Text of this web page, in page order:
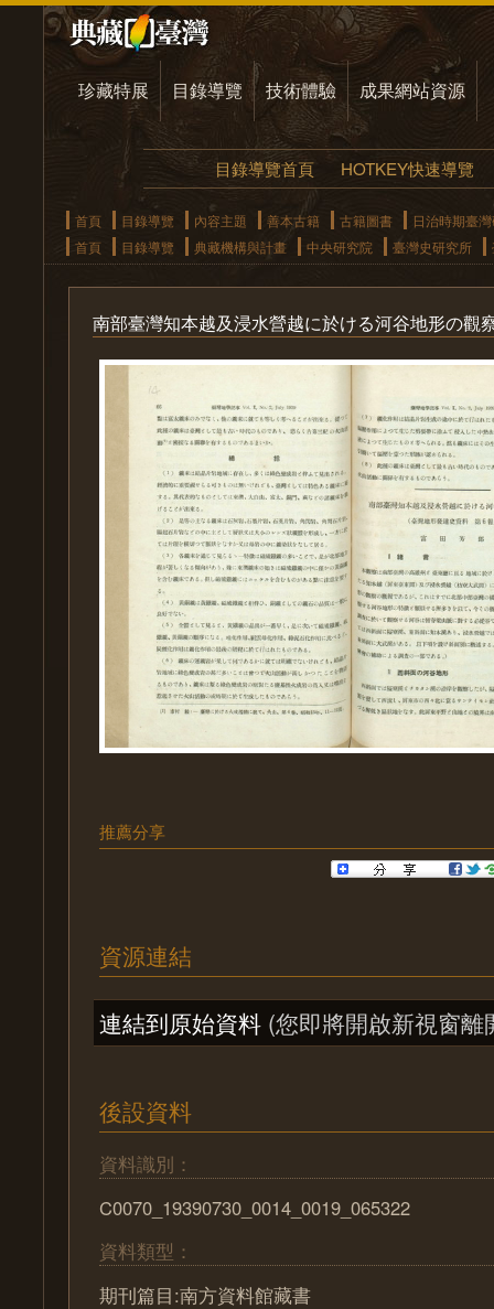
珍藏特展 目錄導覽 技術體驗 成果網站資源
目錄導覽首頁 HOTKEY快速導覽
首頁 目錄導覽 內容主題 善本古籍 古籍圖書
日治時期臺
首頁
目錄導覽 典藏機構與計畫 中央研究院 臺灣史研究所
南部臺灣知本越及浸水營越に於ける河谷地形の觀
推薦分享
資源連結
連結到原始資料 (您即將開啟新視窗離
後設資料
資料識別：
C0070_19390730_0014_0019_065322
資料類型：
期刊篇目:南方資料館藏書